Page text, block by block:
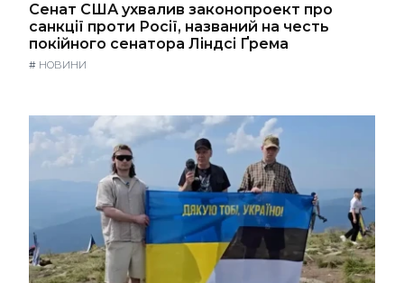
Сенат США ухвалив законопроект про
санкції проти Росії, названий на честь
покійного сенатора Ліндсі Ґрема
# НОВИНИ